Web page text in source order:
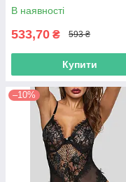
В наявності
533,70 ₴ 593 ₴
Купити
–10%